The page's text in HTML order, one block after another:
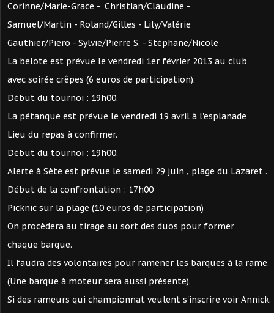
Corinne/Marie-Grace - Christian/Claudine -
Samuel/Martin - Roland/Gilles - Lily/Valérie
Gauthier/Piero - Sylvie/Pierre S. - Stéphane/Nicole
La belote est prévue le vendredi 1er février 2013 au club
avec soirée crêpes (6 euros de participation).
Début du tournoi : 19h00.
La pétanque est prévue le vendredi 19 avril à l'esplanade
Lieu du repas à confirmer.
Début du tournoi : 19h00.
Alerte à Sète est prévue le samedi 29 juin , plage du Lazaret .
Début de la confrontation : 17h00
Picknic sur la plage (10 euros de participation)
On procèdera au tirage au sort des duos pour former
chaque barque.
Il faudra des volontaires pour ramener les barques à la rame.
(Une barque à moteur sera aussi présente).
Si des rameurs qui championnat veulent s'inscrire voir Annick.